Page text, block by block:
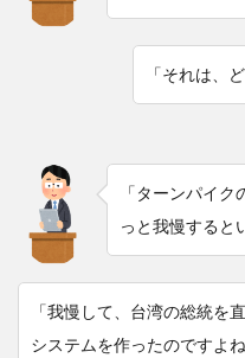
「それは、
「ターンパイ
っと我慢すると
「我慢して、台湾の総統を
システムを作ったのですよね